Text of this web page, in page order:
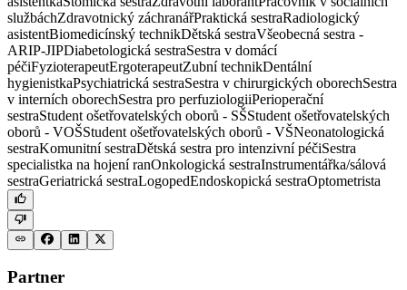
službáchZdravotnický záchranářPraktická sestraRadiologický
asistentBiomedicínský technikDětská sestraVšeobecná sestra -
ARIP-JIPDiabetologická sestraSestra v domácí
péčiFyzioterapeutErgoterapeutZubní technikDentální
hygienistkaPsychiatrická sestraSestra v chirurgických oborechSestra
v interních oborechSestra pro perfuziologiiPerioperační
sestraStudent ošetřovatelských oborů - SŠStudent ošetřovatelských
oborů - VOŠStudent ošetřovatelských oborů - VŠNeonatologická
sestraKomunitní sestraDětská sestra pro intenzivní péčiSestra
specialistka na hojení ranOnkologická sestraInstrumentářka/sálová
sestraGeriatrická sestraLogopedEndoskopická sestraOptometrista
Partner